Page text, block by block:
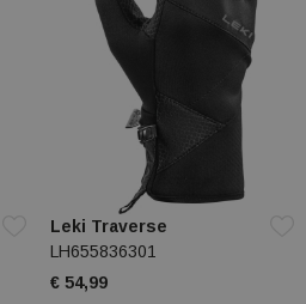
Leki Traverse
LH655836301
€ 54,99